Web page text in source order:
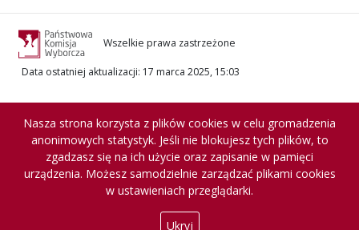
Wszelkie prawa zastrzeżone
Data ostatniej aktualizacji: 17 marca 2025, 15:03
Nasza strona korzysta z plików cookies w celu gromadzenia
anonimowych statystyk. Jeśli nie blokujesz tych plików, to
zgadzasz się na ich użycie oraz zapisanie w pamięci
urządzenia. Możesz samodzielnie zarządzać plikami cookies
w ustawieniach przeglądarki.
Ukryj